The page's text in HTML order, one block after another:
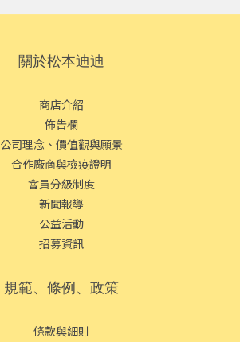
關於松本迪迪
商店介紹
佈告欄
公司理念、價值觀與願景
合作廠商與檢疫證明
會員分級制度
新聞報導
公益活動
招募資訊
規範、條例、政策
條款與細則